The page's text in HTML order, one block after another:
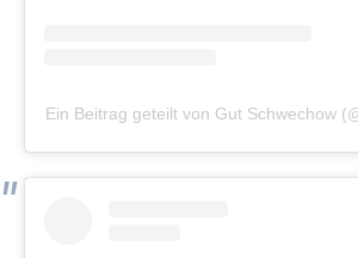
Ein Beitrag geteilt von Gut Schwechow